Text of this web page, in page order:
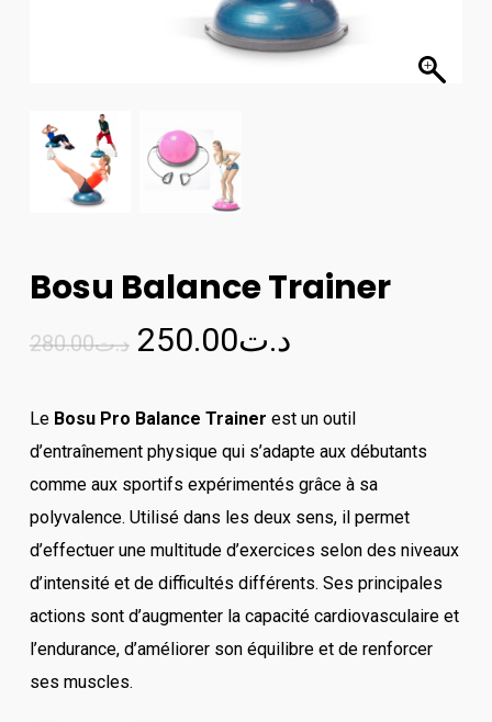
Bosu Balance Trainer
د.ت280.00
Le
initial
était :
د.ت280.00.
د.ت250.00
Le
actuel
est :
Le Bosu Pro Balance Trainer est un outil
d’entraînement physique qui s’adapte aux débutants
comme aux sportifs expérimentés grâce à sa
polyvalence. Utilisé dans les deux sens, il permet
d’effectuer une multitude d’exercices selon des niveaux
d’intensité et de difficultés différents. Ses principales
actions sont d’augmenter la capacité cardiovasculaire et
l’endurance, d’améliorer son équilibre et de renforcer
ses muscles.